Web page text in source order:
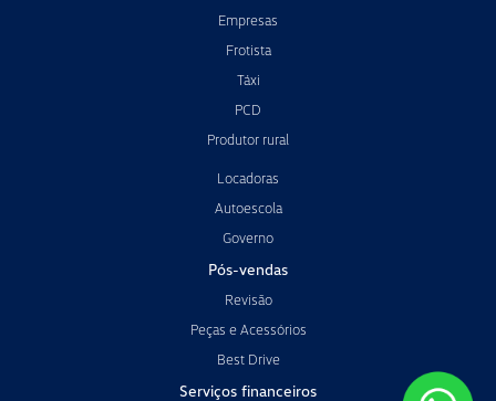
Empresas
Frotista
Táxi
PCD
Produtor rural
Locadoras
Autoescola
Governo
Pós-vendas
Revisão
Peças e Acessórios
Best Drive
Serviços financeiros